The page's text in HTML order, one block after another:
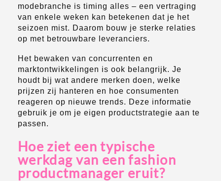
modebranche is timing alles – een vertraging
van enkele weken kan betekenen dat je het
seizoen mist. Daarom bouw je sterke relaties
op met betrouwbare leveranciers.
Het bewaken van concurrenten en
marktontwikkelingen is ook belangrijk. Je
houdt bij wat andere merken doen, welke
prijzen zij hanteren en hoe consumenten
reageren op nieuwe trends. Deze informatie
gebruik je om je eigen productstrategie aan te
passen.
Hoe ziet een typische
werkdag van een fashion
productmanager eruit?